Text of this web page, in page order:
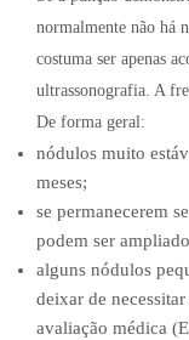
normalmente não há
costuma ser apenas
ultrassonografia. A
De forma geral:
nódulos muito
meses;
se permanecerem
podem ser
alguns nódulos
deixar de
avaliação médica